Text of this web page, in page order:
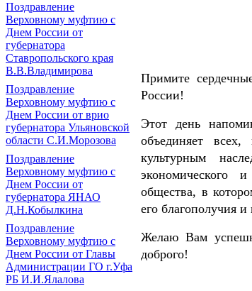
Поздравление
Верховному муфтию с
Днем России от
губернатора
Ставропольского края
В.В.Владимирова
Поздравление
Верховному муфтию с
Днем России от врио
губернатора Ульяновской
области С.И.Морозова
Поздравление
Верховному муфтию с
Днем России от
губернатора ЯНАО
Д.Н.Кобылкина
Поздравление
Верховному муфтию с
Днем России от Главы
Администрации ГО г.Уфа
РБ И.И.Ялалова
Примите
России!
Этот день
объединяет
культурным
экономического
общества, в
его благополучия и
Желаю Вам
доброго!